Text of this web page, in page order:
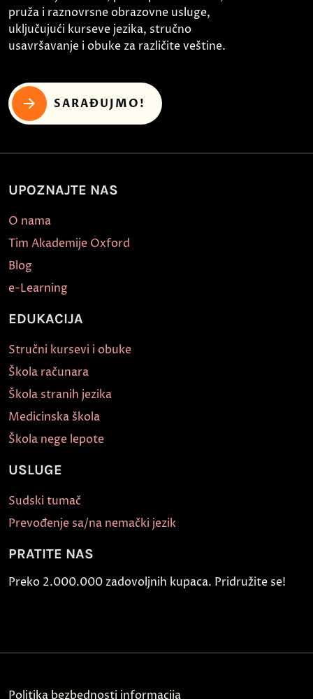
pruža i raznovrsne obrazovne usluge,
uključujući kurseve jezika, stručno
usavršavanje i obuke za različite veštine.
SARAĐUJMO!
UPOZNAJTE NAS
O nama
Tim Akademije Oxford
Blog
e-Learning
EDUKACIJA
Stručni kursevi i obuke
Škola računara
Škola stranih jezika
Medicinska škola
Škola nege lepote
USLUGE
Sudski tumač
Prevođenje sa/na nemački jezik
PRATITE NAS
Preko 2.000.000 zadovoljnih kupaca. Pridružite se!
Politika bezbednosti informacija